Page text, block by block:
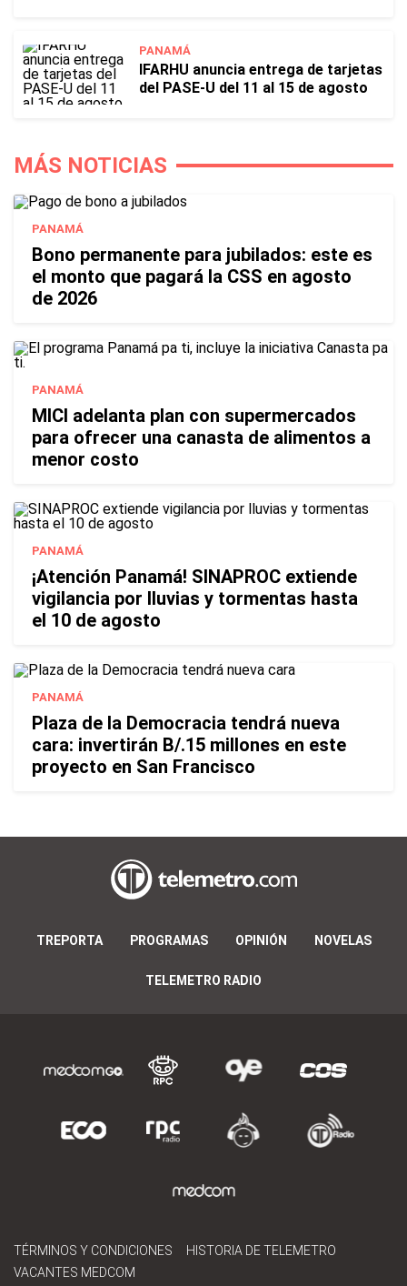
PANAMÁ
IFARHU anuncia entrega de tarjetas
del PASE-U del 11 al 15 de agosto
MÁS NOTICIAS
PANAMÁ
Bono permanente para jubilados: este es
el monto que pagará la CSS en agosto
de 2026
PANAMÁ
MICI adelanta plan con supermercados
para ofrecer una canasta de alimentos a
menor costo
PANAMÁ
¡Atención Panamá! SINAPROC extiende
vigilancia por lluvias y tormentas hasta
el 10 de agosto
PANAMÁ
Plaza de la Democracia tendrá nueva
cara: invertirán B/.15 millones en este
proyecto en San Francisco
TREPORTA PROGRAMAS OPINIÓN NOVELAS
TELEMETRO RADIO
TÉRMINOS Y CONDICIONES
HISTORIA DE TELEMETRO
VACANTES MEDCOM